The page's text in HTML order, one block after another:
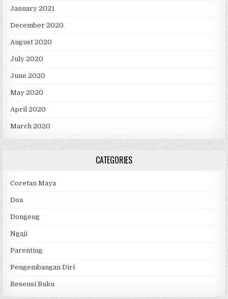
January 2021
December 2020
August 2020
July 2020
June 2020
May 2020
April 2020
March 2020
CATEGORIES
Coretan Maya
Doa
Dongeng
Ngaji
Parenting
Pengembangan Diri
Resensi Buku